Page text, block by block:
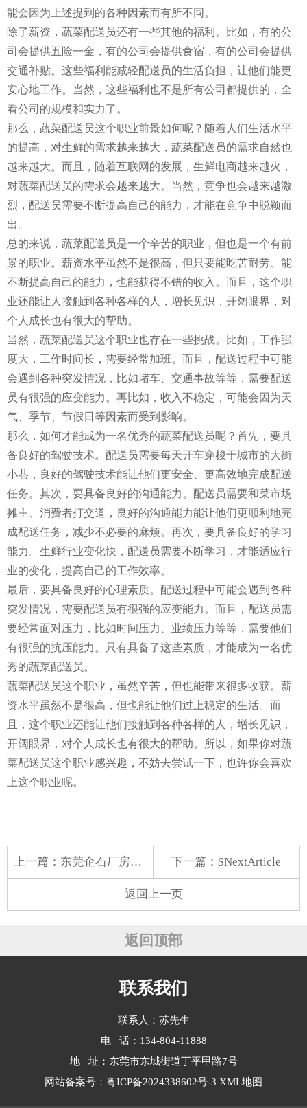
能会因为上述提到的各种因素而有所不同。
除了薪资，蔬菜配送员还有一些其他的福利。比如，有的公
司会提供五险一金，有的公司会提供食宿，有的公司会提供
交通补贴。这些福利能减轻配送员的生活负担，让他们能更
安心地工作。当然，这些福利也不是所有公司都提供的，全
看公司的规模和实力了。
那么，蔬菜配送员这个职业前景如何呢？随着人们生活水平
的提高，对生鲜的需求越来越大，蔬菜配送员的需求自然也
越来越大。而且，随着互联网的发展，生鲜电商越来越火，
对蔬菜配送员的需求会越来越大。当然，竞争也会越来越激
烈，配送员需要不断提高自己的能力，才能在竞争中脱颖而
出。
总的来说，蔬菜配送员是一个辛苦的职业，但也是一个有前
景的职业。薪资水平虽然不是很高，但只要能吃苦耐劳、能
不断提高自己的能力，也能获得不错的收入。而且，这个职
业还能让人接触到各种各样的人，增长见识，开阔眼界，对
个人成长也有很大的帮助。
当然，蔬菜配送员这个职业也存在一些挑战。比如，工作强
度大，工作时间长，需要经常加班。而且，配送过程中可能
会遇到各种突发情况，比如堵车、交通事故等等，需要配送
员有很强的应变能力。再比如，收入不稳定，可能会因为天
气、季节、节假日等因素而受到影响。
那么，如何才能成为一名优秀的蔬菜配送员呢？首先，要具
备良好的驾驶技术。配送员需要每天开车穿梭于城市的大街
小巷，良好的驾驶技术能让他们更安全、更高效地完成配送
任务。其次，要具备良好的沟通能力。配送员需要和菜市场
摊主、消费者打交道，良好的沟通能力能让他们更顺利地完
成配送任务，减少不必要的麻烦。再次，要具备良好的学习
能力。生鲜行业变化快，配送员需要不断学习，才能适应行
业的变化，提高自己的工作效率。
最后，要具备良好的心理素质。配送过程中可能会遇到各种
突发情况，需要配送员有很强的应变能力。而且，配送员需
要经常面对压力，比如时间压力、业绩压力等等，需要他们
有很强的抗压能力。只有具备了这些素质，才能成为一名优
秀的蔬菜配送员。
蔬菜配送员这个职业，虽然辛苦，但也能带来很多收获。薪
资水平虽然不是很高，但也能让他们过上稳定的生活。而
且，这个职业还能让他们接触到各种各样的人，增长见识，
开阔眼界，对个人成长也有很大的帮助。所以，如果你对蔬
菜配送员这个职业感兴趣，不妨去尝试一下，也许你会喜欢
上这个职业呢。
上一篇： 东莞企石厂房蔬菜配送 下一篇：$NextArticle
返回上一页
返回顶部
联系我们
联系人：苏先生
电 话：134-804-11888
地 址：东莞市东城街道丁平甲路7号
网站备案号： 粤ICP备2024338602号-3 XML地图